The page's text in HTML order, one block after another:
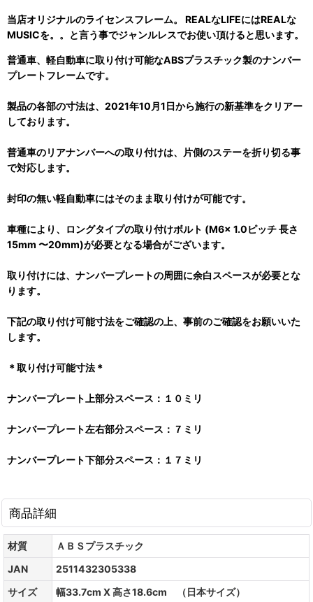
当店オリジナルのライセンスフレーム。 REALなLIFEにはREALな
MUSICを。。と言う事でジャンルレスでお使い頂けると思います。
普通車、軽自動車に取り付け可能なABSプラスチック製のナンバー
プレートフレームです。
製品の各部の寸法は、2021年10月1日から施行の新基準をクリアー
しております。
普通車のリアナンバーへの取り付けは、片側のステーを折り切る事
で対応します。
封印の無い軽自動車にはそのまま取り付けが可能です。
車種により、ロングタイプの取り付けボルト (M6x 1.0ピッチ 長さ
15mm 〜20mm)が必要となる場合がございます。
取り付けには、ナンバープレートの周囲に余白スペースが必要とな
ります。
下記の取り付け可能寸法をご確認の上、事前のご確認をお願いいた
します。
＊取り付け可能寸法＊
ナンバープレート上部分スペース：１０ミリ
ナンバープレート左右部分スペース：７ミリ
ナンバープレート下部分スペース：１７ミリ
商品詳細
材質
ＡＢＳプラスチック
JAN
2511432305338
サイズ
幅33.7cm X 高さ18.6cm （日本サイズ）